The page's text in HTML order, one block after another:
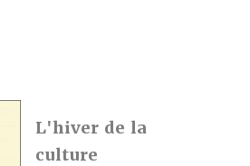
L'hiver de la
culture